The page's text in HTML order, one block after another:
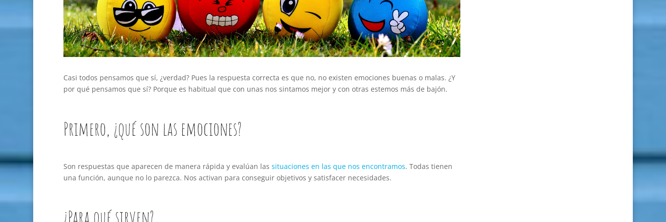
Casi todos pensamos que sí, ¿verdad? Pues la respuesta correcta es que no, no existen emociones buenas o malas. ¿Y
por qué pensamos que sí? Porque es habitual que con unas nos sintamos mejor y con otras estemos más de bajón.
Primero, ¿qué son las emociones?
Son respuestas que aparecen de manera rápida y evalúan las situaciones en las que nos encontramos. Todas tienen
una función, aunque no lo parezca. Nos activan para conseguir objetivos y satisfacer necesidades.
¿Para qué sirven?